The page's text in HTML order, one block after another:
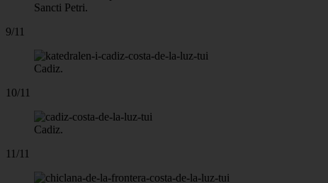
Sancti Petri.
9/11
Cadiz.
10/11
Cadiz.
11/11